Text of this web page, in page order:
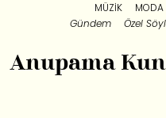
MÜZIK
MODA
Gündem
Özel
Anupama